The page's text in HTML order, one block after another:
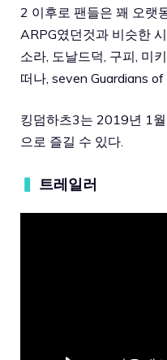
2 이후로 팬들은 꽤 오랫
ARPG였던것과 비슷한
소라, 도날드덕, 구피, 미
떠나, seven Guardians
킹덤하츠3는 2019년 1
으로 즐길 수 있다.
▍ 트레일러